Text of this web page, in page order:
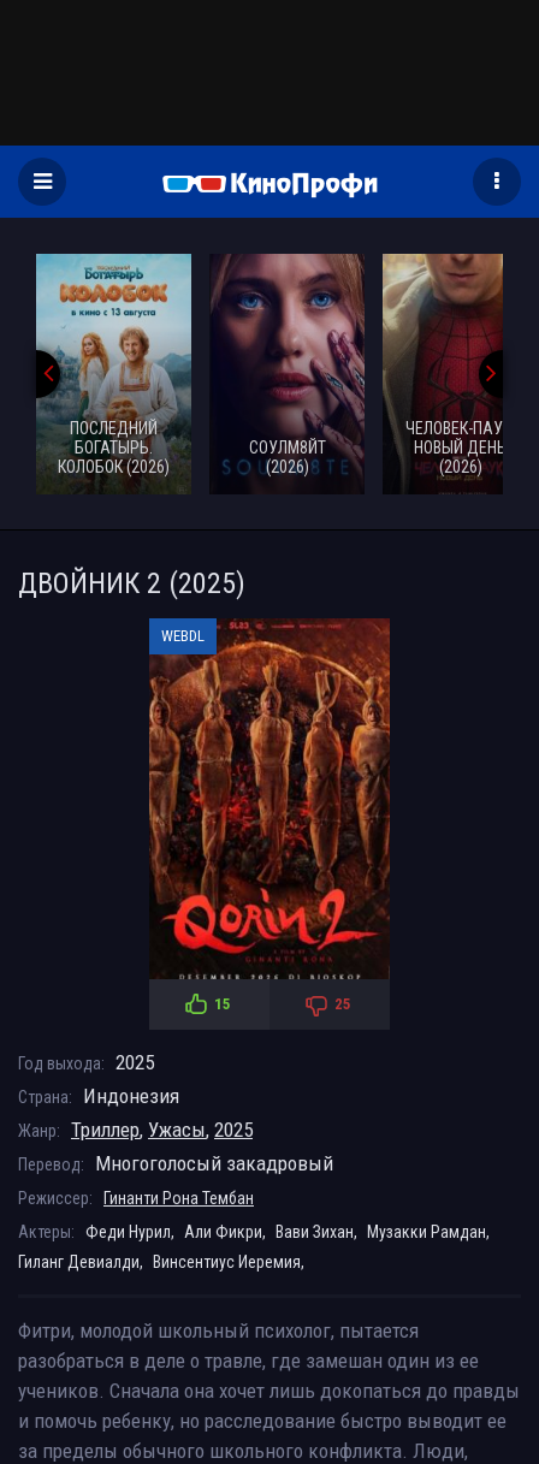
ПОСЛЕДНИЙ
БОГАТЫРЬ.
КОЛОБОК (2026)
СОУЛМ8ЙТ
(2026)
ЧЕЛОВЕК-ПАУК:
НОВЫЙ ДЕНЬ
(2026)
ДВОЙНИК 2 (2025)
WEBDL
15 25
Год выхода: 2025
Страна: Индонезия
Жанр: Триллер, Ужасы, 2025
Перевод: Многоголосый закадровый
Режиссер:
Гинанти Рона Тембан
Актеры:
Феди Нурил, Али Фикри, Вави Зихан,
Музакки Рамдан,
Гиланг Девиалди,
Винсентиус Иеремия,
Фитри, молодой школьный психолог, пытается
разобраться в деле о травле, где замешан один из ее
учеников. Сначала она хочет лишь докопаться до правды
и помочь ребенку, но расследование быстро выводит ее
за пределы обычного школьного конфликта. Люди,